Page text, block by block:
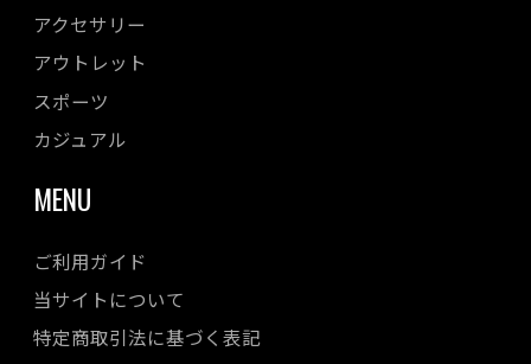
アクセサリー
アウトレット
スポーツ
カジュアル
MENU
ご利用ガイド
当サイトについて
特定商取引法に基づく表記